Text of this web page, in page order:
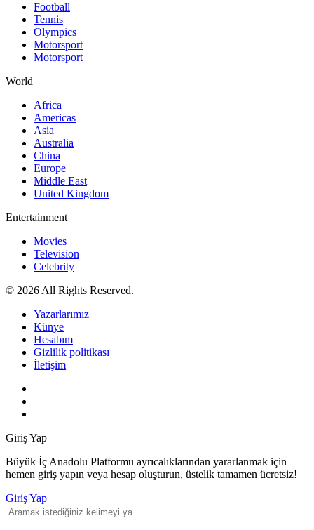
Football
Tennis
Olympics
Motorsport
Motorsport
World
Africa
Americas
Asia
Australia
China
Europe
Middle East
United Kingdom
Entertainment
Movies
Television
Celebrity
© 2026 All Rights Reserved.
Yazarlarımız
Künye
Hesabım
Gizlilik politikası
İletişim
Giriş Yap
Büyük İç Anadolu Platformu ayrıcalıklarından yararlanmak için
hemen giriş yapın veya hesap oluşturun, üstelik tamamen ücretsiz!
Giriş Yap